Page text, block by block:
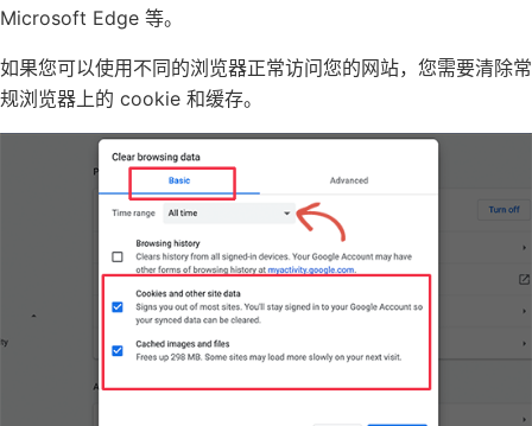
Microsoft Edge 等。
如果您可以使用不同的浏览器正常访问您的网站，您需要清除常
规浏览器上的 cookie 和缓存。